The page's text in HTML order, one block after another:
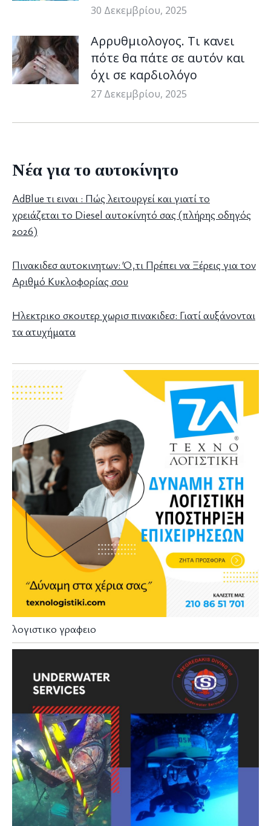
30 Δεκεμβρίου, 2025
Αρρυθμιολογος. Τι κανει
πότε θα πάτε σε αυτόν και
όχι σε καρδιολόγο
27 Δεκεμβρίου, 2025
Νέα για το αυτοκίνητο
AdBlue τι ειναι : Πώς λειτουργεί και γιατί το
χρειάζεται το Diesel αυτοκίνητό σας (πλήρης οδηγός
2026)
Πινακιδεσ αυτοκινητων: Ό,τι Πρέπει να Ξέρεις για τον
Αριθμό Κυκλοφορίας σου
Ηλεκτρικο σκουτερ χωρισ πινακιδεσ: Γιατί αυξάνονται
τα ατυχήματα
λογιστικο γραφειο